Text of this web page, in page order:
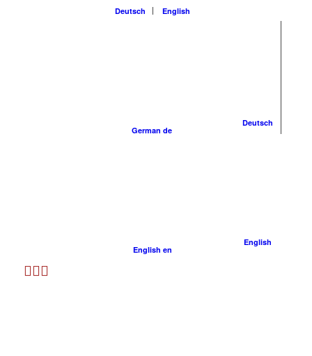
Deutsch English
Deutsch
German de
English
English en